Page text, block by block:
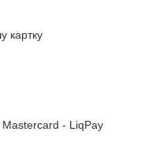
картку
- LiqPay